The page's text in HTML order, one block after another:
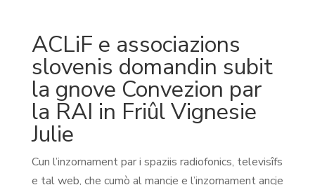
ACLiF e associazions
slovenis domandin subit
la gnove Convezion par
la RAI in Friûl Vignesie
Julie
Cun l’inzornament par i spaziis radiofonics, televisîfs
e tal web, che cumò al mancje e l’inzornament ancje